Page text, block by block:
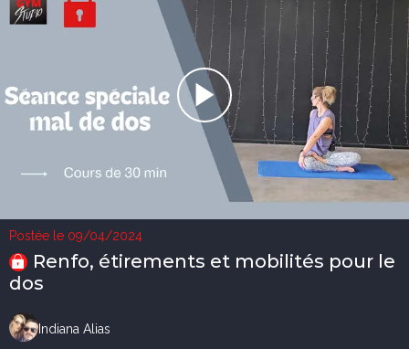
Postée le 09/04/2024
Renfo, étirements et mobilités pour le
dos
Indiana Alias